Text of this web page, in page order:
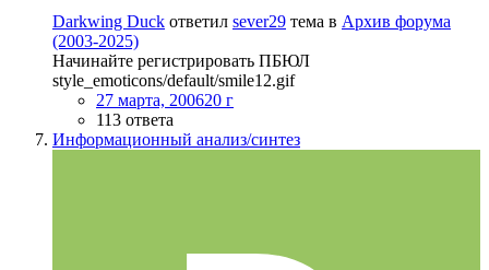
Darkwing Duck ответил sever29 тема в Архив форума
(2003-2025)
Начинайте регистрировать ПБЮЛ
style_emoticons/default/smile12.gif
27 марта, 200620 г
113 ответа
Информационный анализ/синтез